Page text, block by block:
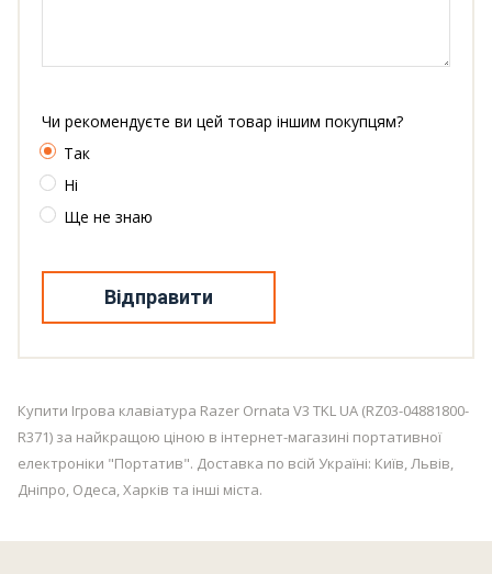
Чи рекомендуєте ви цей товар іншим покупцям?
Так
Ні
Ще не знаю
Відправити
Купити Ігрова клавіатура Razer Ornata V3 TKL UA (RZ03-04881800-
R371) за найкращою ціною в інтернет-магазині портативної
електроніки "Портатив". Доставка по всій Україні: Київ, Львів,
Дніпро, Одеса, Харків та інші міста.